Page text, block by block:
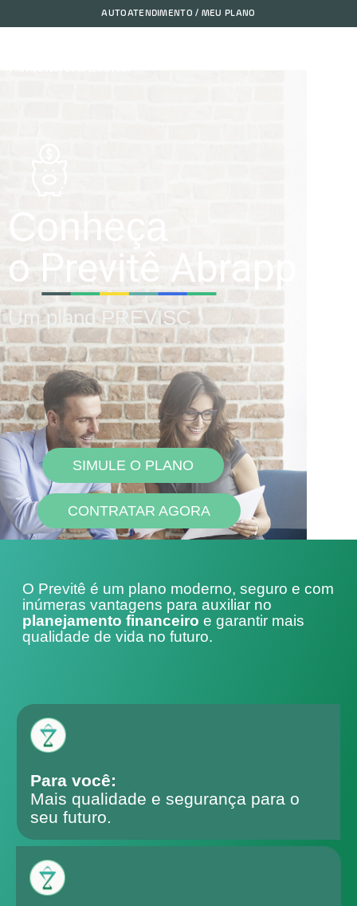
AUTOATENDIMENTO / MEU PLANO
Conheça
o Previtê Abrapp
Um plano PREVISC
SIMULE O PLANO
CONTRATAR AGORA
O Previtê é um plano moderno, seguro e com
inúmeras vantagens para auxiliar no
planejamento financeiro e garantir mais
qualidade de vida no futuro.
Para você:
Mais qualidade e segurança para o
seu futuro.